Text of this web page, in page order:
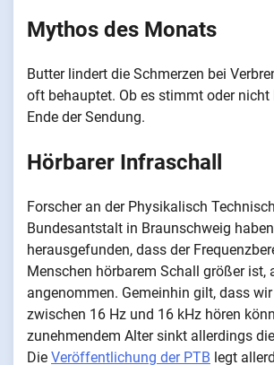
Mythos des Monats
Butter lindert die Schmerzen bei
oft behauptet. Ob es stimmt oder nicht
Ende der Sendung.
Hörbarer Infraschall
Forscher an der Physikalisch
Bundesantstalt in Braunschweig haben
herausgefunden, dass der
Menschen hörbarem Schall größer ist,
angenommen. Gemeinhin gilt, dass
zwischen 16 Hz und 16 kHz hören
zunehmendem Alter sinkt allerdings
Die Veröffentlichung der PTB legt